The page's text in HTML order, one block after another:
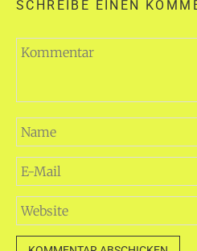
SCHREIBE EINEN